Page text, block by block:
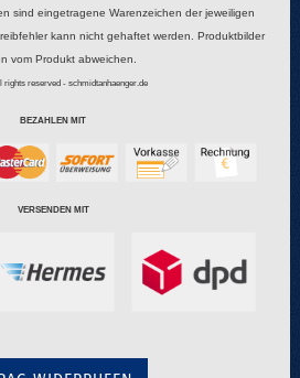
sind eingetragene Warenzeichen der jeweiligen
kann nicht gehaftet werden. Produktbilder
vom Produkt abweichen.
rights reserved - schmidtanhaenger.de
BEZAHLEN MIT
VERSENDEN MIT